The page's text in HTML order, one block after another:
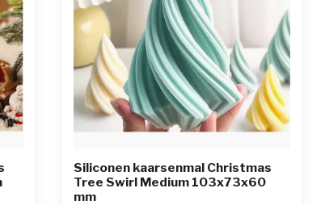
Siliconen kaarsenmal Christmas
Tree Swirl Medium 103x73x60
mm